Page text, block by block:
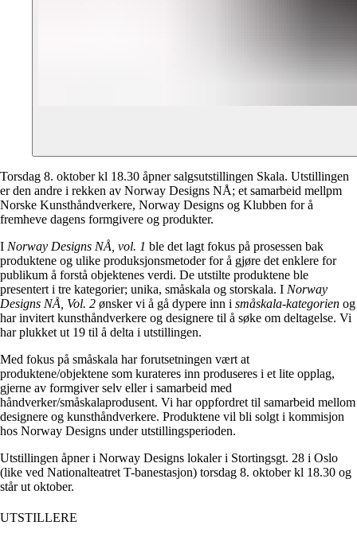
Torsdag 8. oktober kl 18.30 åpner salgsutstillingen Skala. Utstillingen
er den andre i rekken av Norway Designs NÅ; et samarbeid mellpm
Norske Kunsthåndverkere, Norway Designs og Klubben for å
fremheve dagens formgivere og produkter.
I Norway Designs NÅ, vol. 1 ble det lagt fokus på prosessen bak
produktene og ulike produksjonsmetoder for å gjøre det enklere for
publikum å forstå objektenes verdi. De utstilte produktene ble
presentert i tre kategorier; unika, småskala og storskala. I Norway
Designs NÅ, Vol. 2 ønsker vi å gå dypere inn i småskala-kategorien og
har invitert kunsthåndverkere og designere til å søke om deltagelse. Vi
har plukket ut 19 til å delta i utstillingen.
Med fokus på småskala har forutsetningen vært at
produktene/objektene som kurateres inn produseres i et lite opplag,
gjerne av formgiver selv eller i samarbeid med
håndverker/småskalaprodusent. Vi har oppfordret til samarbeid mellom
designere og kunsthåndverkere. Produktene vil bli solgt i kommisjon
hos Norway Designs under utstillingsperioden.
Utstillingen åpner i Norway Designs lokaler i Stortingsgt. 28 i Oslo
(like ved Nationalteatret T-banestasjon) torsdag 8. oktober kl 18.30 og
står ut oktober.
UTSTILLERE